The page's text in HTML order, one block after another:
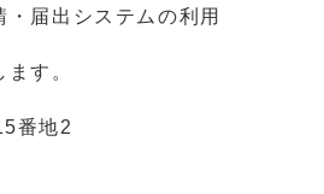
届出システムの利用
す。
番地2